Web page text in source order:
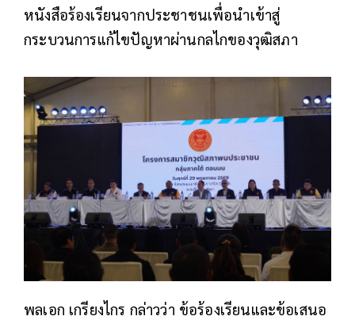
หนังสือร้องเรียนจากประชาชนเพื่อนำเข้าสู่
กระบวนการแก้ไขปัญหาผ่านกลไกของวุฒิสภา
พลเอก เกรียงไกร กล่าวว่า ข้อร้องเรียนและข้อเสนอ